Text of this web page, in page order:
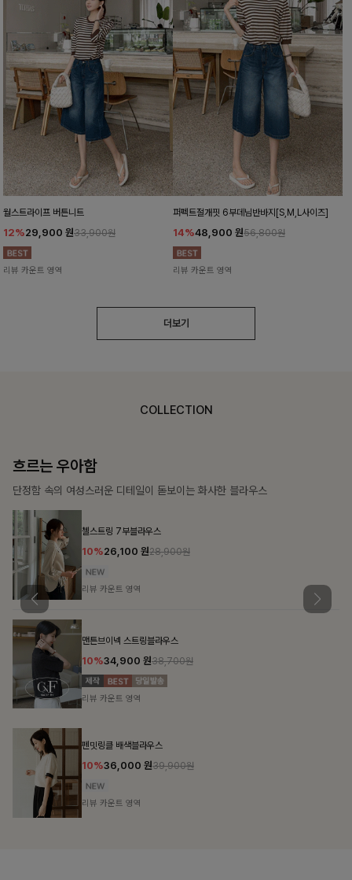
월스트라이프 버튼니트
12%29,900 원33,900원
리뷰 카운트 영역
퍼펙트절개핏 6부데님반바지[S,M,L사이즈]
14%48,900 원56,800원
리뷰 카운트 영역
더보기
COLLECTION
가벼운 계절감
탄탄한 소재와 깔끔한 핏, 매일 손이 가는 데일리 티셔츠
몽즐라운드 베이직티셔츠
10%15,300 원16,900원
리뷰 카운트 영역
칠킷배색 프린팅맨투맨티
10%20,700 원22,900원
리뷰 카운트 영역
16,200 17,900원